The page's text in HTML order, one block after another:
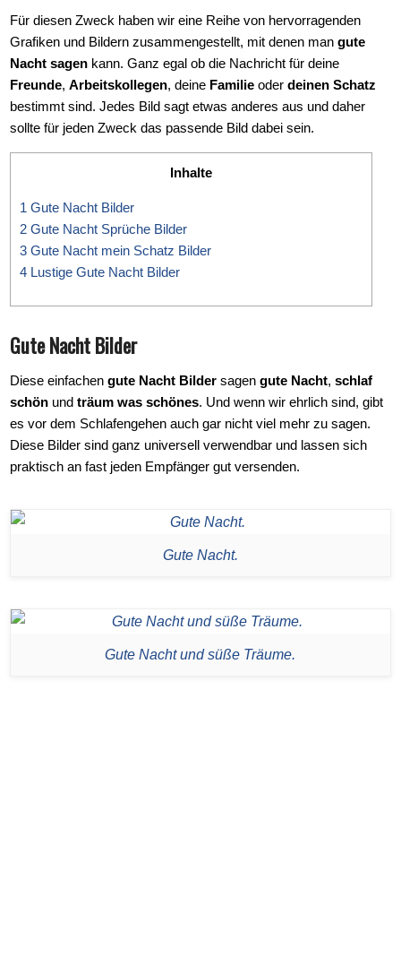
Für diesen Zweck haben wir eine Reihe von hervorragenden
Grafiken und Bildern zusammengestellt, mit denen mangute
Nacht sagen kann. Ganz egal ob die Nachricht für deine
Freunde,Arbeitskollegen, deine Familieoderdeinen Schatz
bestimmt sind. Jedes Bild sagt etwas anderes aus und daher
sollte für jeden Zweck das passende Bild dabei sein.
Inhalte
1 Gute Nacht Bilder
2 Gute Nacht Sprüche Bilder
3 Gute Nacht mein Schatz Bilder
4 Lustige Gute Nacht Bilder
Gute Nacht Bilder
Diese einfachengute Nacht Bildersagengute Nacht,schlaf
schön undträum was schönes. Und wenn wir ehrlich sind, gibt
es vor dem Schlafengehen auch gar nicht viel mehr zu sagen.
Diese Bilder sind ganz universell verwendbar und lassen sich
praktisch an fast jeden Empfänger gut versenden.
Gute Nacht.
Gute Nacht und süße Träume.